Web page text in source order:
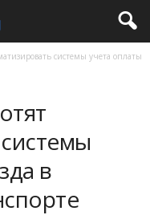
системы учета оплаты
в